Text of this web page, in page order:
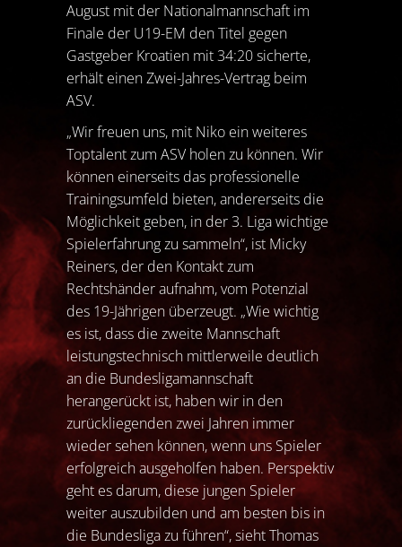
August mit der Nationalmannschaft im
Finale der U19-EM den Titel gegen
Gastgeber Kroatien mit 34:20 sicherte,
erhält einen Zwei-Jahres-Vertrag beim
ASV.
„Wir freuen uns, mit Niko ein weiteres
Toptalent zum ASV holen zu können. Wir
können einerseits das professionelle
Trainingsumfeld bieten, andererseits die
Möglichkeit geben, in der 3. Liga wichtige
Spielerfahrung zu sammeln“, ist Micky
Reiners, der den Kontakt zum
Rechtshänder aufnahm, vom Potenzial
des 19-Jährigen überzeugt. „Wie wichtig
es ist, dass die zweite Mannschaft
leistungstechnisch mittlerweile deutlich
an die Bundesligamannschaft
herangerückt ist, haben wir in den
zurückliegenden zwei Jahren immer
wieder sehen können, wenn uns Spieler
erfolgreich ausgeholfen haben. Perspektiv
geht es darum, diese jungen Spieler
weiter auszubilden und am besten bis in
die Bundesliga zu führen“, sieht Thomas